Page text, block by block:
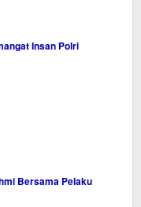
Insan Polri
Bersama Pelaku